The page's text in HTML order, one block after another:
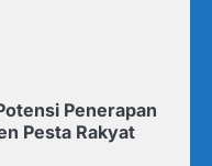
Penerapan
Pesta Rakyat